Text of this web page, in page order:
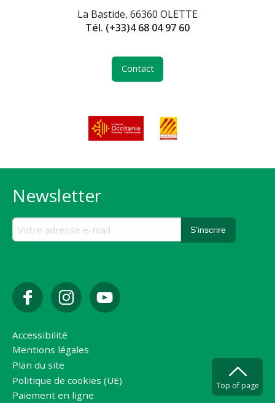
La Bastide, 66360 OLETTE
Tél. (+33)4 68 04 97 60
Contact
Newsletter
Accessibilité
Mentions légales
Plan du site
Politique de cookies (UE)
Paiement en ligne
Top of page